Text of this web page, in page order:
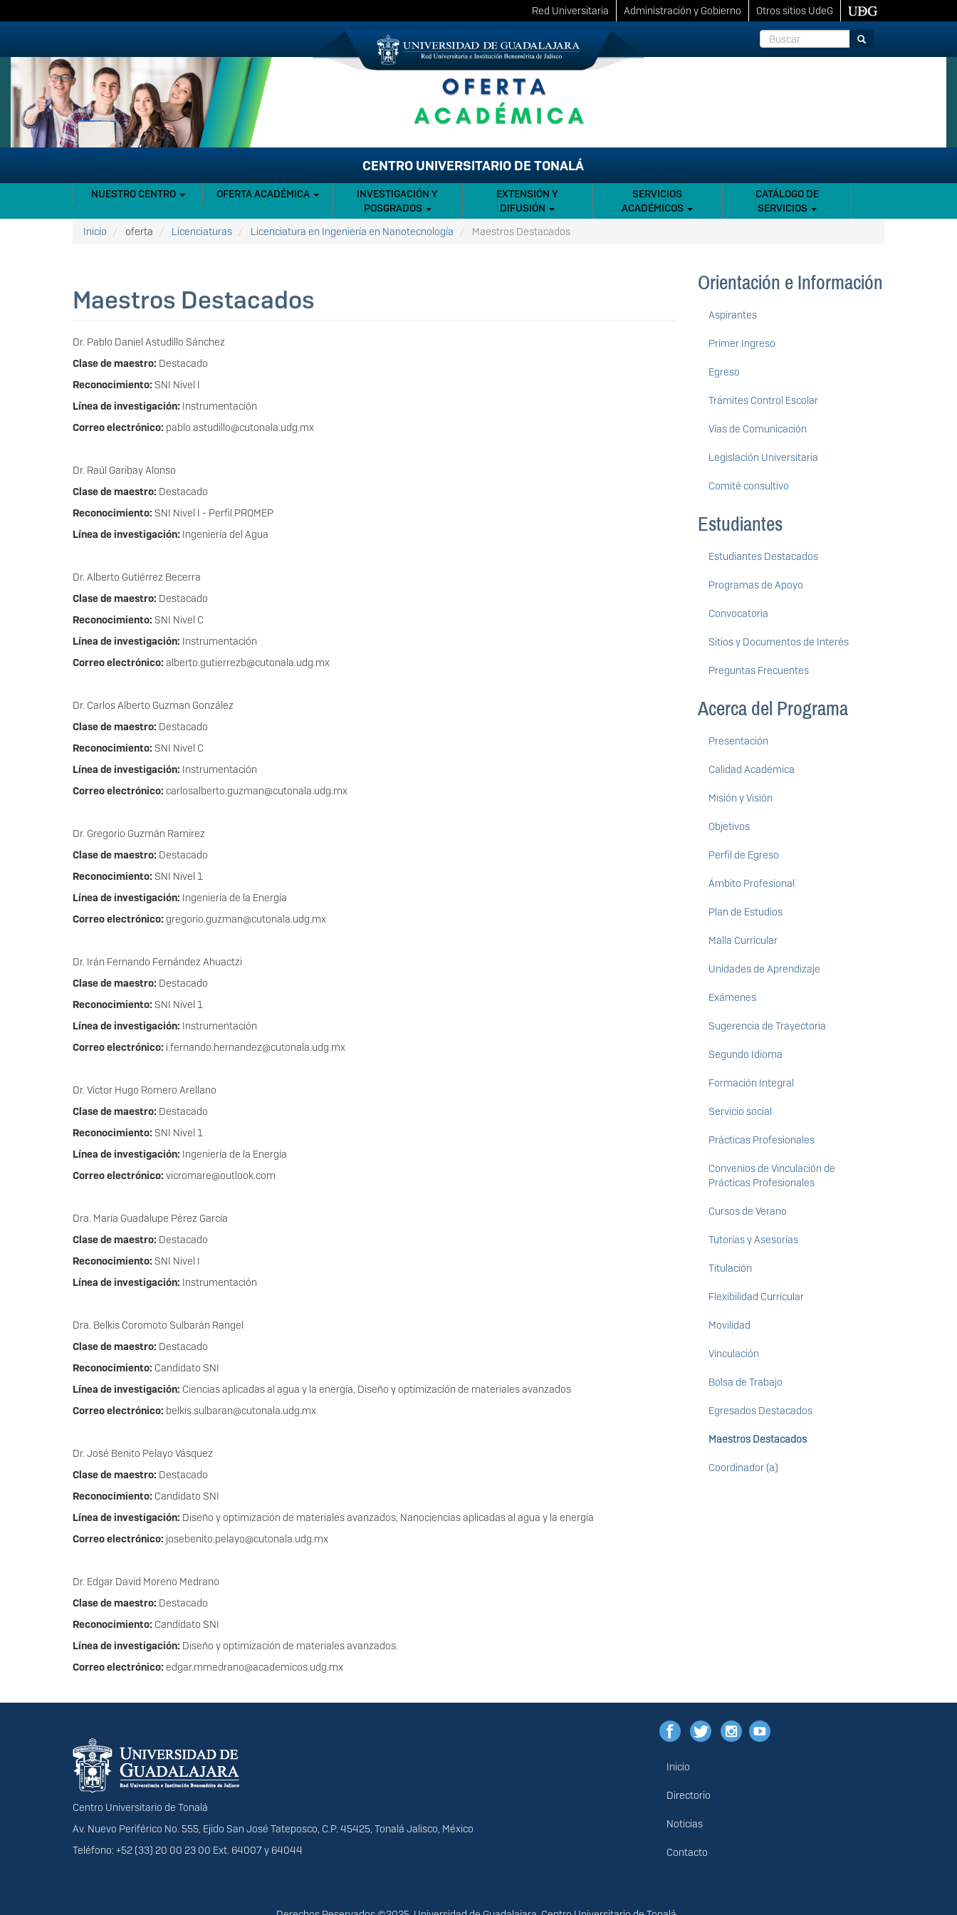
al
Red Universitaria Administración y Gobierno
Otros sitios UdeG
Buscar
Buscar
CENTRO UNIVERSITARIO DE TONALÁ
NAVEGACIÓN
PRINCIPAL
NUESTRO CENTRO OFERTA ACADÉMICA
INVESTIGACIÓN Y
POSGRADOS
EXTENSIÓN Y
DIFUSIÓN
SERVICIOS
ACADÉMICOS
CATÁLOGO DE
SERVICIOS
Inicio
oferta Licenciaturas Licenciatura en Ingeniería en Nanotecnología Maestros Destacados
Maestros Destacados
Dr. Pablo Daniel Astudillo Sánchez
Clase de maestro: Destacado
Reconocimiento: SNI Nivel I
Línea de investigación: Instrumentación
Correo electrónico: pablo.astudillo@cutonala.udg.mx
Dr. Raúl Garibay Alonso
Clase de maestro: Destacado
Reconocimiento: SNI Nivel I - Perfil PROMEP
Línea de investigación: Ingeniería del Agua
Dr. Alberto Gutiérrez Becerra
Clase de maestro: Destacado
Reconocimiento: SNI Nivel C
Línea de investigación: Instrumentación
Correo electrónico: alberto.gutierrezb@cutonala.udg.mx
Dr. Carlos Alberto Guzman González
Clase de maestro: Destacado
Reconocimiento: SNI Nivel C
Línea de investigación: Instrumentación
Correo electrónico: carlosalberto.guzman@cutonala.udg.mx
Dr. Gregorio Guzmán Ramírez
Clase de maestro: Destacado
Reconocimiento: SNI Nivel 1
Línea de investigación: Ingeniería de la Energía
Correo electrónico: gregorio.guzman@cutonala.udg.mx
Dr. Irán Fernando Fernández Ahuactzi
Clase de maestro: Destacado
Reconocimiento: SNI Nivel 1
Línea de investigación: Instrumentación
Correo electrónico: i.fernando.hernandez@cutonala.udg.mx
Dr. Víctor Hugo Romero Arellano
Clase de maestro: Destacado
Reconocimiento: SNI Nivel 1
Línea de investigación: Ingeniería de la Energía
Correo electrónico: vicromare@outlook.com
Dra. María Guadalupe Pérez García
Clase de maestro: Destacado
Reconocimiento: SNI Nivel I
Línea de investigación: Instrumentación
Dra. Belkis Coromoto Sulbarán Rangel
Clase de maestro: Destacado
Reconocimiento: Candidato SNI
Línea de investigación: Ciencias aplicadas al agua y la energía, Diseño y optimización de materiales avanzados
Correo electrónico: belkis.sulbaran@cutonala.udg.mx
Dr. José Benito Pelayo Vásquez
Clase de maestro: Destacado
Reconocimiento: Candidato SNI
Línea de investigación: Diseño y optimización de materiales avanzados, Nanociencias aplicadas al agua y la energía
Correo electrónico: josebenito.pelayo@cutonala.udg.mx
Dr. Edgar David Moreno Medrano
Clase de maestro: Destacado
Reconocimiento: Candidato SNI
Línea de investigación: Diseño y optimización de materiales avanzados.
Correo electrónico: edgar.mmedrano@academicos.udg.mx
Orientación e Información
Aspirantes
Primer Ingreso
Egreso
Trámites Control Escolar
Vías de Comunicación
Legislación Universitaria
Comité consultivo
Estudiantes
Estudiantes Destacados
Programas de Apoyo
Convocatoria
Sitios y Documentos de Interés
Preguntas Frecuentes
Acerca del Programa
Presentación
Calidad Académica
Misión y Visión
Objetivos
Perfil de Egreso
Ámbito Profesional
Plan de Estudios
Malla Curricular
Unidades de Aprendizaje
Exámenes
Sugerencia de Trayectoria
Segundo Idioma
Formación Integral
Servicio social
Prácticas Profesionales
Convenios de Vinculación de
Prácticas Profesionales
Cursos de Verano
Tutorías y Asesorías
Titulación
Flexibilidad Curricular
Movilidad
Vinculación
Bolsa de Trabajo
Egresados Destacados
Maestros Destacados
Coordinador (a)
Información del portal
Centro Universitario de Tonalá
Av. Nuevo Periférico No. 555, Ejido San José Tateposco, C.P. 45425, Tonalá Jalisco, México
Teléfono: +52 (33) 20 00 23 00 Ext. 64007 y 64044
Menú
principal
Inicio
Directorio
Noticias
Contacto